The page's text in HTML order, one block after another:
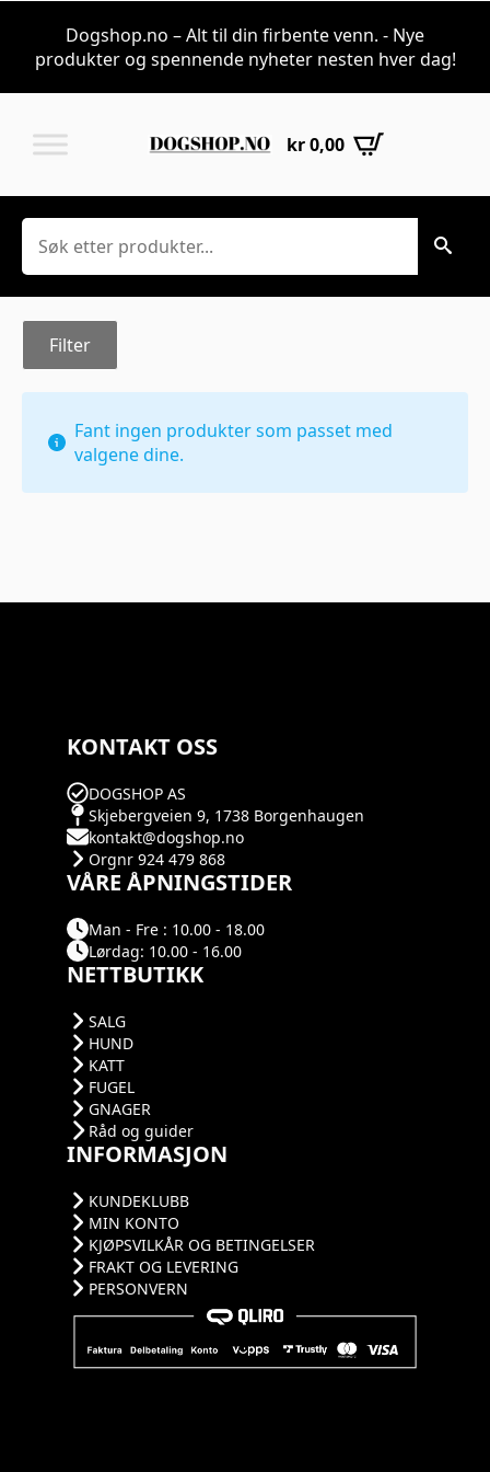
Pelspleie til pleie
Dogshop.no – Alt til din firbente venn. - Nye
produkter og spennende nyheter nesten hver dag!
kr0,00
Søk
Filter
Fant ingen produkter som passet med
valgene dine.
KONTAKT OSS
DOGSHOP AS
Skjebergveien 9, 1738 Borgenhaugen
kontakt@dogshop.no
Orgnr 924 479 868
VÅRE ÅPNINGSTIDER
Man - Fre : 10.00 - 18.00
Lørdag: 10.00 - 16.00
NETTBUTIKK
SALG
HUND
KATT
FUGEL
GNAGER
Råd og guider
INFORMASJON
KUNDEKLUBB
MIN KONTO
KJØPSVILKÅR OG BETINGELSER
FRAKT OG LEVERING
PERSONVERN